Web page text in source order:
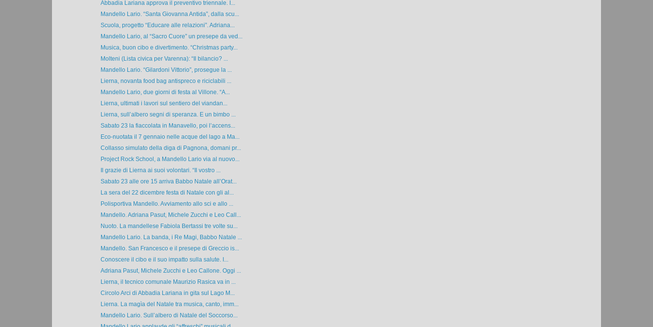
Abbadia Lariana approva il preventivo triennale. I...
Mandello Lario. “Santa Giovanna Antida”, dalla scu...
Scuola, progetto “Educare alle relazioni”. Adriana...
Mandello Lario, al “Sacro Cuore” un presepe da ved...
Musica, buon cibo e divertimento. “Christmas party...
Molteni (Lista civica per Varenna): “Il bilancio? ...
Mandello Lario. “Gilardoni Vittorio”, prosegue la ...
Lierna, novanta food bag antispreco e riciclabili ...
Mandello Lario, due giorni di festa al Villone. “A...
Lierna, ultimati i lavori sul sentiero del viandan...
Lierna, sull’albero segni di speranza. E un bimbo ...
Sabato 23 la fiaccolata in Manavello, poi l’accens...
Eco-nuotata il 7 gennaio nelle acque del lago a Ma...
Collasso simulato della diga di Pagnona, domani pr...
Project Rock School, a Mandello Lario via al nuovo...
Il grazie di Lierna ai suoi volontari. “Il vostro ...
Sabato 23 alle ore 15 arriva Babbo Natale all’Orat...
La sera del 22 dicembre festa di Natale con gli al...
Polisportiva Mandello. Avviamento allo sci e allo ...
Mandello. Adriana Pasut, Michele Zucchi e Leo Call...
Nuoto. La mandellese Fabiola Bertassi tre volte su...
Mandello Lario. La banda, i Re Magi, Babbo Natale ...
Mandello. San Francesco e il presepe di Greccio is...
Conoscere il cibo e il suo impatto sulla salute. I...
Adriana Pasut, Michele Zucchi e Leo Callone. Oggi ...
Lierna, il tecnico comunale Maurizio Rasica va in ...
Circolo Arci di Abbadia Lariana in gita sul Lago M...
Lierna. La magìa del Natale tra musica, canto, imm...
Mandello Lario. Sull’albero di Natale del Soccorso...